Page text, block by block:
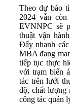
Theo dự báo
2024 vẫn
EVNNPC sẽ
thuật vận
Đẩy nhanh
MBA đang
tiếp tục thực
với trạm biến
tác trên lưới
độ, chất lượng
công tác quản